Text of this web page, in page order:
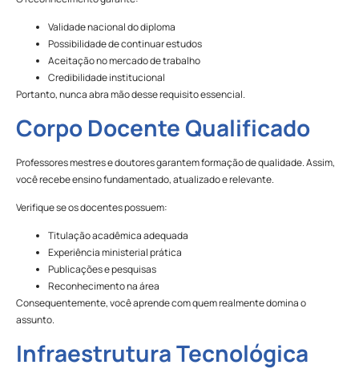
Validade nacional do diploma
Possibilidade de continuar estudos
Aceitação no mercado de trabalho
Credibilidade institucional
Portanto, nunca abra mão desse requisito essencial.
Corpo Docente Qualificado
Professores mestres e doutores garantem formação de qualidade. Assim,
você recebe ensino fundamentado, atualizado e relevante.
Verifique se os docentes possuem:
Titulação acadêmica adequada
Experiência ministerial prática
Publicações e pesquisas
Reconhecimento na área
Consequentemente, você aprende com quem realmente domina o
assunto.
Infraestrutura Tecnológica